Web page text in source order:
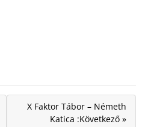
X Faktor Tábor – Németh
Katica :Következő »